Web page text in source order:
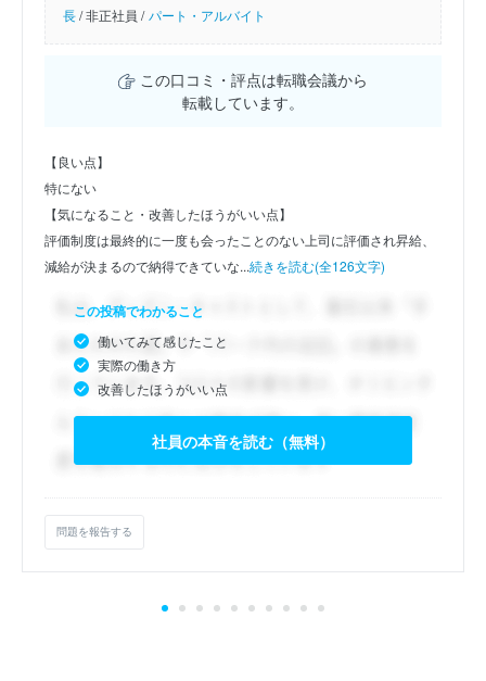
長/非正社員 / パート・アルバイト
この口コミ・評点は転職会議から
転載しています。
【良い点】
特にない
【気になること・改善したほうがいい点】
評価制度は最終的に一度も会ったことのない上司に評価され昇給、
減給が決まるので納得できていな...続きを読む(全126文字)
この投稿でわかること
働いてみて感じたこと
実際の働き方
改善したほうがいい点
社員の本音を読む（無料）
問題を報告する